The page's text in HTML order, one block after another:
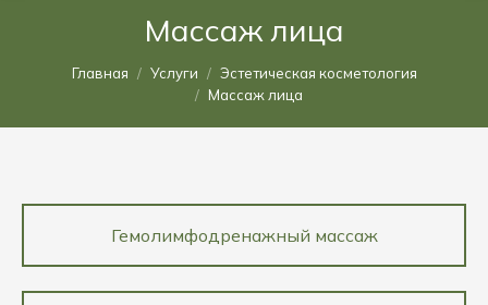
Массаж лица
Вы здесь:
Главная Услуги
Эстетическая косметология
Массаж лица
Гемолимфодренажный массаж